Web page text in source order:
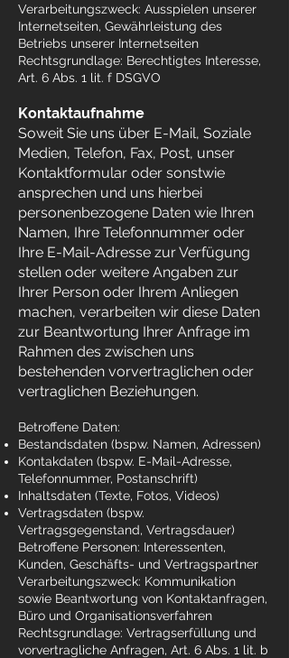
Verarbeitungszweck: Ausspielen unserer
Internetseiten, Gewährleistung des
Betriebs unserer Internetseiten
Rechtsgrundlage: Berechtigtes Interesse,
Art. 6 Abs. 1 lit. f DSGVO
Kontaktaufnahme
Soweit Sie uns über E-Mail, Soziale
Medien, Telefon, Fax, Post, unser
Kontaktformular oder sonstwie
ansprechen und uns hierbei
personenbezogene Daten wie Ihren
Namen, Ihre Telefonnummer oder
Ihre E-Mail-Adresse zur Verfügung
stellen oder weitere Angaben zur
Ihrer Person oder Ihrem Anliegen
machen, verarbeiten wir diese Daten
zur Beantwortung Ihrer Anfrage im
Rahmen des zwischen uns
bestehenden vorvertraglichen oder
vertraglichen Beziehungen.
Betroffene Daten:
Bestandsdaten (bspw. Namen, Adressen)
Kontakdaten (bspw. E-Mail-Adresse,
Telefonnummer, Postanschrift)
Inhaltsdaten (Texte, Fotos, Videos)
Vertragsdaten (bspw.
Vertragsgegenstand, Vertragsdauer)
Betroffene Personen: Interessenten,
Kunden, Geschäfts- und Vertragspartner
Verarbeitungszweck: Kommunikation
sowie Beantwortung von Kontaktanfragen,
Büro und Organisationsverfahren
Rechtsgrundlage: Vertragserfüllung und
vorvertragliche Anfragen, Art. 6 Abs. 1 lit. b